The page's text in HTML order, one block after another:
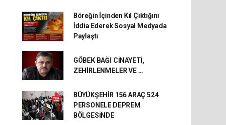
Böreğin İçinden Kıl Çıktığını
İddia Ederek Sosyal Medyada
Paylaştı
GÖBEK BAĞI CİNAYETİ,
ZEHİRLENMELER VE …
BÜYÜKŞEHİR 156 ARAÇ 524
PERSONELE DEPREM
BÖLGESİNDE